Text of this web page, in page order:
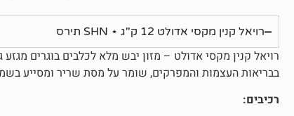
רויאל קנין מקסי אדולט 12 ק"ג ⋆ SHN תירס
רויאל קנין מקסי אדולט – מזון יבש מלא לכלבים בוגרים מגזע גדול (26–44 ק"ג), מגיל 15
בבריאות העצמות והמפרקים, שומר על מסת שריר ומסייע
רכיבים: